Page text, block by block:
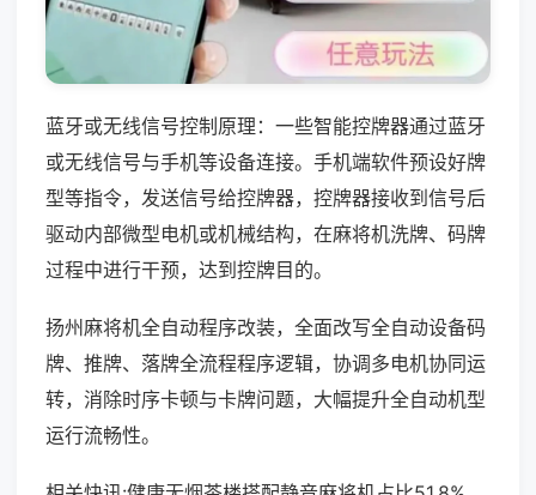
蓝牙或无线信号控制原理：一些智能控牌器通过蓝牙
或无线信号与手机等设备连接。手机端软件预设好牌
型等指令，发送信号给控牌器，控牌器接收到信号后
驱动内部微型电机或机械结构，在麻将机洗牌、码牌
过程中进行干预，达到控牌目的。
扬州麻将机全自动程序改装，全面改写全自动设备码
牌、推牌、落牌全流程程序逻辑，协调多电机协同运
转，消除时序卡顿与卡牌问题，大幅提升全自动机型
运行流畅性。